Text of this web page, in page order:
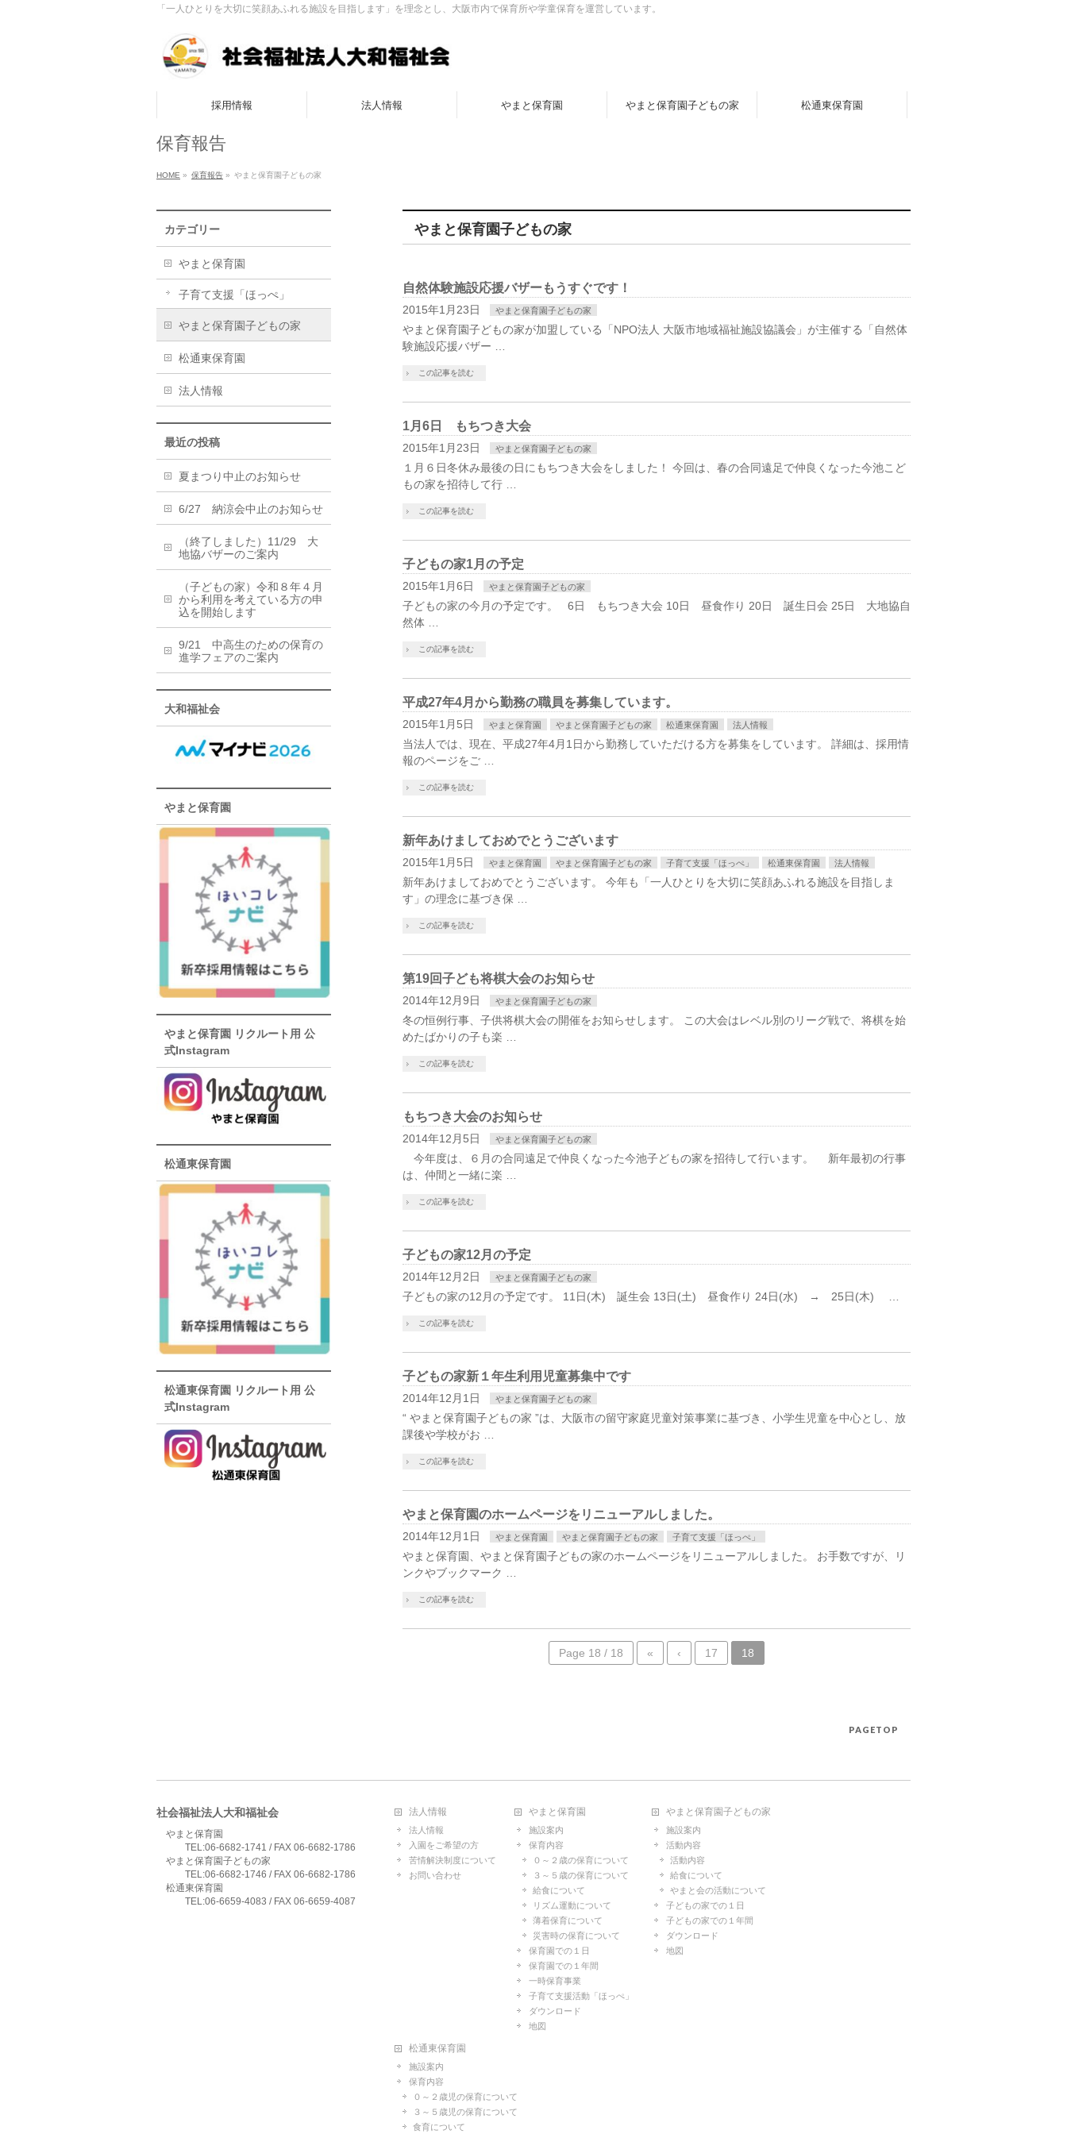
「一人ひとりを大切に笑顔あふれる施設を目指します」を理念とし、大阪市内で保育所や学童保育を運営しています。
採用情報 法人情報 やまと保育園 やまと保育園子どもの家 松通東保育園
保育報告
HOME » 保育報告 » やまと保育園子どもの家
やまと保育園子どもの家
自然体験施設応援バザーもうすぐです！
2015年1月23日 やまと保育園子どもの家
やまと保育園子どもの家が加盟している「NPO法人 大阪市地域福祉施設協議会」が主催する「自然体
験施設応援バザー …
この記事を読む
1月6日 もちつき大会
2015年1月23日 やまと保育園子どもの家
１月６日冬休み最後の日にもちつき大会をしました！ 今回は、春の合同遠足で仲良くなった今池こど
もの家を招待して行 …
この記事を読む
子どもの家1月の予定
2015年1月6日 やまと保育園子どもの家
子どもの家の今月の予定です。 6日 もちつき大会 10日 昼食作り 20日 誕生日会 25日 大地協自
然体 …
この記事を読む
平成27年4月から勤務の職員を募集しています。
2015年1月5日 やまと保育園 やまと保育園子どもの家 松通東保育園 法人情報
当法人では、現在、平成27年4月1日から勤務していただける方を募集をしています。 詳細は、採用情
報のページをご …
この記事を読む
新年あけましておめでとうございます
2015年1月5日 やまと保育園 やまと保育園子どもの家 子育て支援「ほっぺ」 松通東保育園 法人情報
新年あけましておめでとうございます。 今年も「一人ひとりを大切に笑顔あふれる施設を目指しま
す」の理念に基づき保 …
この記事を読む
第19回子ども将棋大会のお知らせ
2014年12月9日 やまと保育園子どもの家
冬の恒例行事、子供将棋大会の開催をお知らせします。 この大会はレベル別のリーグ戦で、将棋を始
めたばかりの子も楽 …
この記事を読む
もちつき大会のお知らせ
2014年12月5日 やまと保育園子どもの家
今年度は、６月の合同遠足で仲良くなった今池子どもの家を招待して行います。 新年最初の行事
は、仲間と一緒に楽 …
この記事を読む
子どもの家12月の予定
2014年12月2日 やまと保育園子どもの家
子どもの家の12月の予定です。 11日(木) 誕生会 13日(土) 昼食作り 24日(水) → 25日(木) …
この記事を読む
子どもの家新１年生利用児童募集中です
2014年12月1日 やまと保育園子どもの家
“ やまと保育園子どもの家 ”は、大阪市の留守家庭児童対策事業に基づき、小学生児童を中心とし、放
課後や学校がお …
この記事を読む
やまと保育園のホームページをリニューアルしました。
2014年12月1日 やまと保育園 やまと保育園子どもの家 子育て支援「ほっぺ」
やまと保育園、やまと保育園子どもの家のホームページをリニューアルしました。 お手数ですが、リ
ンクやブックマーク …
この記事を読む
Page 18 / 18 « ‹ 17 18
カテゴリー
やまと保育園
子育て支援「ほっぺ」
やまと保育園子どもの家
松通東保育園
法人情報
最近の投稿
夏まつり中止のお知らせ
6/27 納涼会中止のお知らせ
（終了しました）11/29 大
地協バザーのご案内
（子どもの家）令和８年４月
から利用を考えている方の申
込を開始します
9/21 中高生のための保育の
進学フェアのご案内
大和福祉会
やまと保育園
やまと保育園 リクルート用 公
式Instagram
松通東保育園
松通東保育園 リクルート用 公
式Instagram
PAGETOP
社会福祉法人大和福祉会
やまと保育園
TEL:06-6682-1741 / FAX 06-6682-1786
やまと保育園子どもの家
TEL:06-6682-1746 / FAX 06-6682-1786
松通東保育園
TEL:06-6659-4083 / FAX 06-6659-4087
法人情報
法人情報
入園をご希望の方
苦情解決制度について
お問い合わせ
やまと保育園
施設案内
保育内容
０～２歳の保育について
３～５歳の保育について
給食について
リズム運動について
薄着保育について
災害時の保育について
保育園での１日
保育園での１年間
一時保育事業
子育て支援活動「ほっぺ」
ダウンロード
地図
やまと保育園子どもの家
施設案内
活動内容
活動内容
給食について
やまと会の活動について
子どもの家での１日
子どもの家での１年間
ダウンロード
地図
松通東保育園
施設案内
保育内容
０～２歳児の保育について
３～５歳児の保育について
食育について